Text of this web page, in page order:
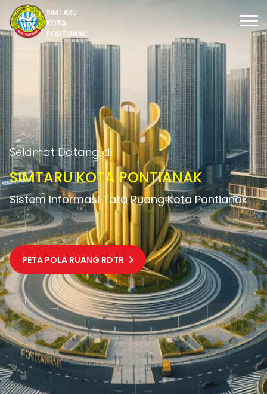
SIMTARU
KOTA
PONTIANAK
Selamat Datang di
SIMTARU KOTA PONTIANAK
Sistem Informasi Tata Ruang Kota Pontianak
PETA POLA RUANG RDTR